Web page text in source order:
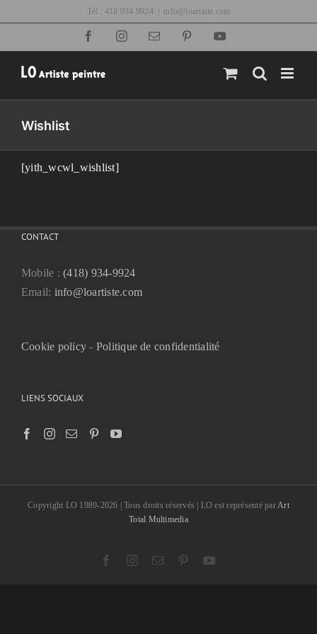
Tél : 418 934 9924 info@loartiste.com
FacebookInstagramEmail Pinterest
Wishlist
[yith_wcwl_wishlist]
CONTACT
Mobile :(418) 934-9924
Email: info@loartiste.com
Cookie policy - Politique de confidentialité
LIENS SOCIAUX
Copyright LO 1989-2026 | Tous droits réservés | LO est représenté parArt
Total Multimedia
FacebookInstagram
Email Pinterest